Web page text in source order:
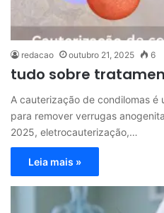
redacao outubro 21, 2025 6
tudo sobre
A cauterização de condilomas
para remover verrugas
2025, eletrocauterização,…
Leia mais »